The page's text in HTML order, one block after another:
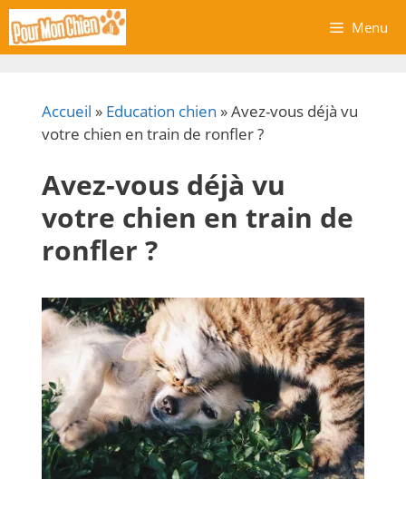
Aller
au
contenu
Menu
Accueil » Education chien »Avez-vous déjà vu
votre chien en train de ronfler ?
Avez-vous déjà vu
votre chien en train de
ronfler ?